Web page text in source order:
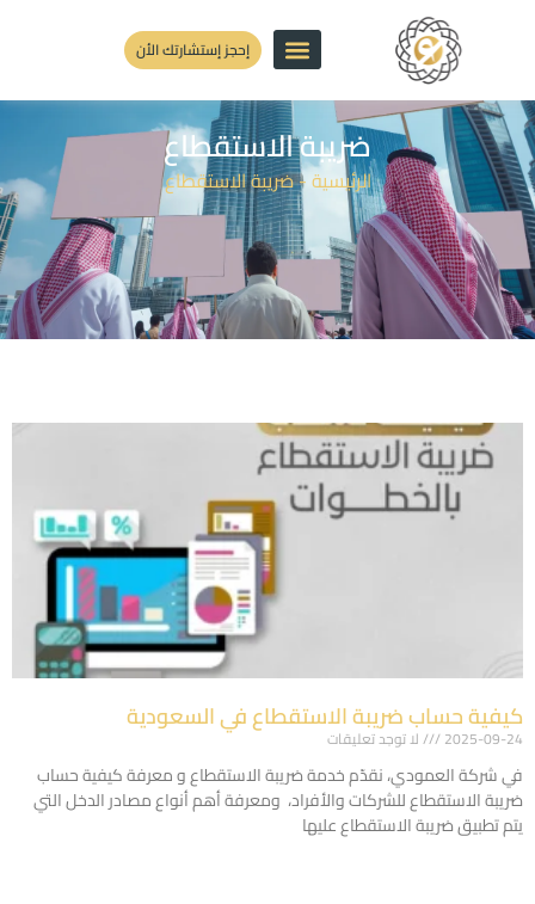
إحجز إستشارتك الأن
ضريبة الاستقطاع
الرئيسية-ضريبة الاستقطاع
كيفية حساب ضريبة الاستقطاع في السعودية
2025-09-24 لا توجد تعليقات
في شركة العمودي، نقدّم خدمة ضريبة الاستقطاع و معرفة كيفية حساب
ضريبة الاستقطاع للشركات والأفراد، ومعرفة أهم أنواع مصادر الدخل التي
يتم تطبيق ضريبة الاستقطاع عليها